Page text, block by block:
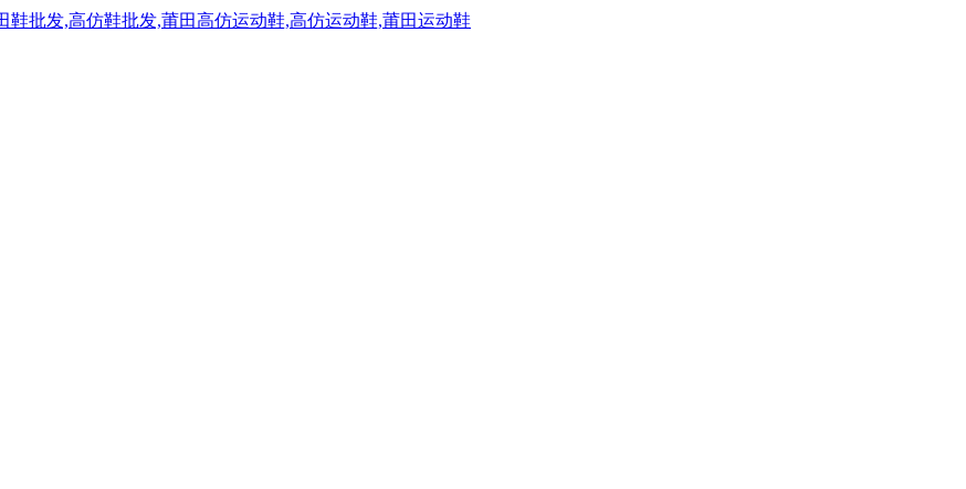
批发,高仿鞋批发,莆田高仿运动鞋,高仿运动鞋,莆田运动鞋